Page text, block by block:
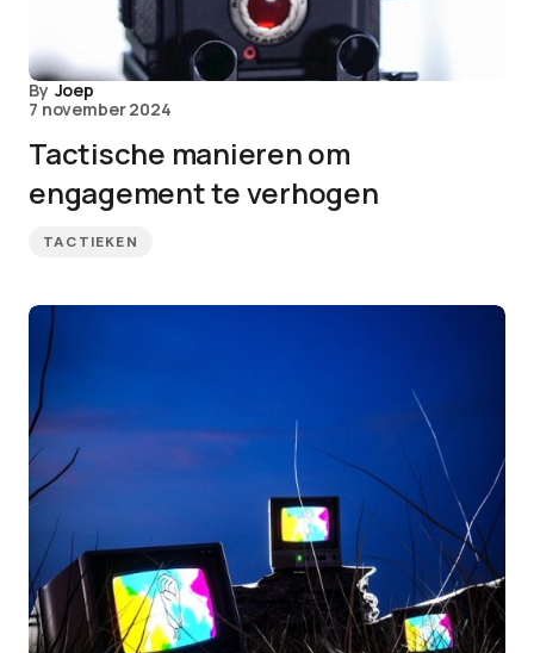
By Joep
7 november 2024
Tactische manieren om
engagement te verhogen
TACTIEKEN